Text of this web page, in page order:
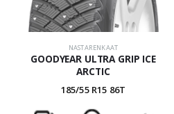
NASTARENKAAT
GOODYEAR ULTRA GRIP ICE
ARCTIC
185/55 R15 86T